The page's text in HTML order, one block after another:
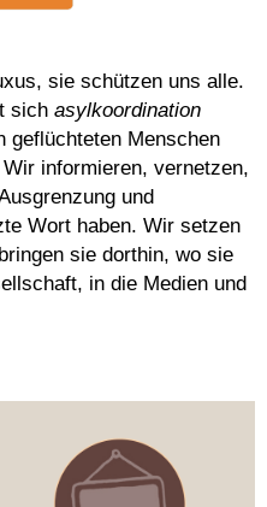
sie schützen uns alle.
sich asylkoordination
geflüchteten Menschen
informieren, vernetzen,
und
Wort haben. Wir setzen
sie dorthin, wo sie
in die Medien und